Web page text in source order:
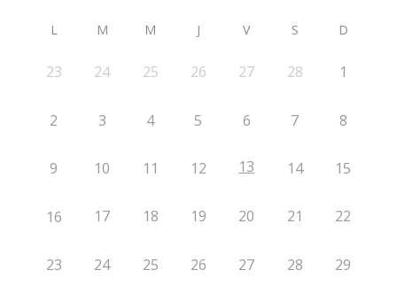
L M M J V S D
23 24 25 26 27 28 1
2 3 4 5 6 7 8
9 10 11 12 13 14 15
16 17 18 19 20 21 22
23 24 25 26 27 28 29